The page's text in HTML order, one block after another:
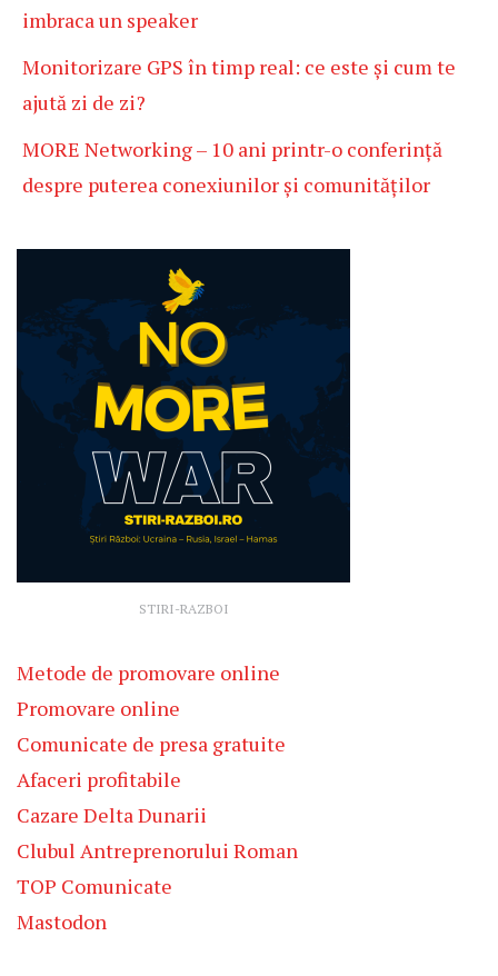
imbraca un speaker
Monitorizare GPS în timp real: ce este și cum te
ajută zi de zi?
MORE Networking – 10 ani printr-o conferință
despre puterea conexiunilor și comunităților
STIRI-RAZBOI
Metode de promovare online
Promovare online
Comunicate de presa gratuite
Afaceri profitabile
Cazare Delta Dunarii
Clubul Antreprenorului Roman
TOP Comunicate
Mastodon